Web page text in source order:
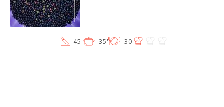
45' 35' 30